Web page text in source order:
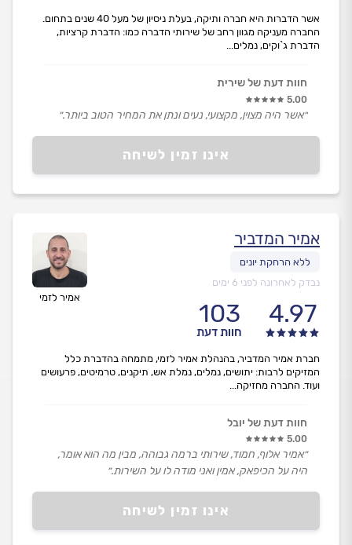
אינו זמין לשיחה
אשר הדברות היא חברה ותיקה, בעלת ניסיון של מעל 40 שנים בתחום.
החברה מעניקה מגוון רחב של שירותי הדברה כמו: הדברת קרציות,
הדברת ג`וקים, נמלים...
חוות דעת של שירית
5.00
״אשר היה מצוין, מקצועי, נעים ונתן את המחיר הטוב ביותר.״
אמיר לזמי
אמיר המדביר
נבדק לאחרונה לפני 6 ימים
4.97
103
חוות דעת
אינו זמין לשיחה
חברת אמיר המדביר, בהנהלת אמיר לזמי, מתמחה בהדברת כלל
המזיקים לרבות: יתושים, נמלים, נמלת אש, תיקנים, טרמיטים, פרעושים
ועוד. החברה מחזיקה...
חוות דעת של יובל
5.00
״אמיר אלוף, חמוד, שירותי ברמה גבוהה, מבין מה הוא אומר,
היה על הכיפאק, אמין ואני מודה לו על השירות.״